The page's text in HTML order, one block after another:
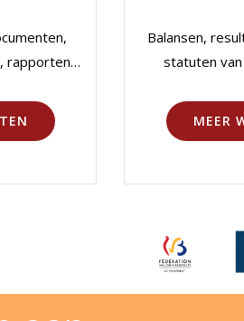
rapporten…
Balansen,
statuten
MEER